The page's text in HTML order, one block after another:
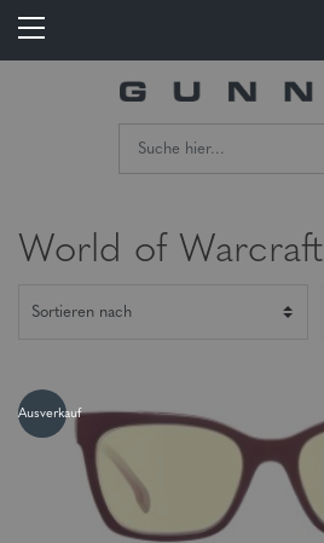
World of Warcraft
Ausverkauf